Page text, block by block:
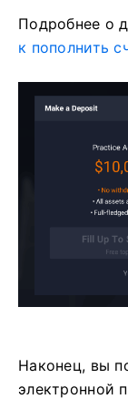
Подробнее о
к пополнить
Наконец, вы
электронной